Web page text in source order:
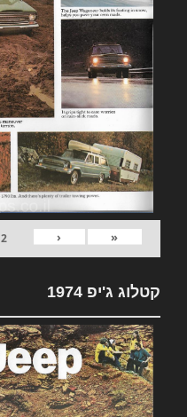
«
‹
2
קטלוג ג'יפ 1974